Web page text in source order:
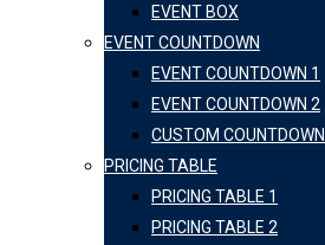
EVENT BOX
EVENT COUNTDOWN
EVENT COUNTDOWN 1
EVENT COUNTDOWN 2
CUSTOM COUNTDOWN
PRICING TABLE
PRICING TABLE 1
PRICING TABLE 2